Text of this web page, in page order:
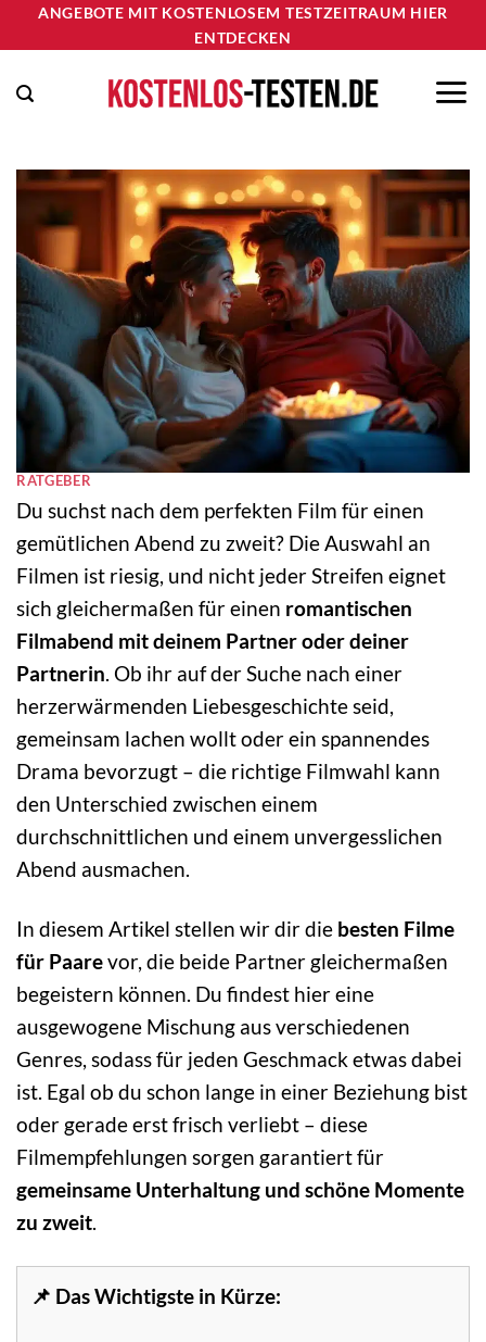
Zum
Inhalt
springen
ANGEBOTE MIT KOSTENLOSEM TESTZEITRAUM HIER
ENTDECKEN
RATGEBER
Du suchst nach dem perfekten Film für einen
gemütlichen Abend zu zweit? Die Auswahl an
Filmen ist riesig, und nicht jeder Streifen eignet
sich gleichermaßen für einen romantischen
Filmabend mit deinem Partner oder deiner
Partnerin. Ob ihr auf der Suche nach einer
herzerwärmenden Liebesgeschichte seid,
gemeinsam lachen wollt oder ein spannendes
Drama bevorzugt – die richtige Filmwahl kann
den Unterschied zwischen einem
durchschnittlichen und einem unvergesslichen
Abend ausmachen.
In diesem Artikel stellen wir dir die besten Filme
für Paarevor, die beide Partner gleichermaßen
begeistern können. Du findest hier eine
ausgewogene Mischung aus verschiedenen
Genres, sodass für jeden Geschmack etwas dabei
ist. Egal ob du schon lange in einer Beziehung bist
oder gerade erst frisch verliebt – diese
Filmempfehlungen sorgen garantiert für
gemeinsame Unterhaltung und schöne Momente
zu zweit.
📌 Das Wichtigste in Kürze: